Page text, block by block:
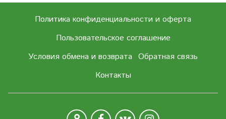
Политика конфиденциальности и оферта
Пользовательское соглашение
Условия обмена и возврата Обратная связь
Контакты